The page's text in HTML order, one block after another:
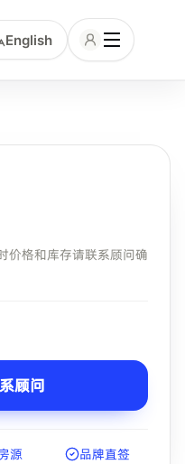
English
认该房型是否仍有库存
价格和库存请联系顾问确
顾问
源 品牌直签